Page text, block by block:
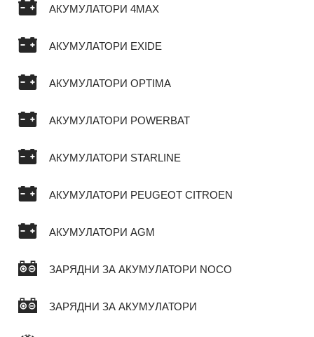
АКУМУЛАТОРИ 4MAX
АКУМУЛАТОРИ EXIDE
АКУМУЛАТОРИ OPTIMA
АКУМУЛАТОРИ POWERBAT
АКУМУЛАТОРИ STARLINE
АКУМУЛАТОРИ PEUGEOT CITROEN
АКУМУЛАТОРИ AGM
ЗАРЯДНИ ЗА АКУМУЛАТОРИ NOCO
ЗАРЯДНИ ЗА АКУМУЛАТОРИ